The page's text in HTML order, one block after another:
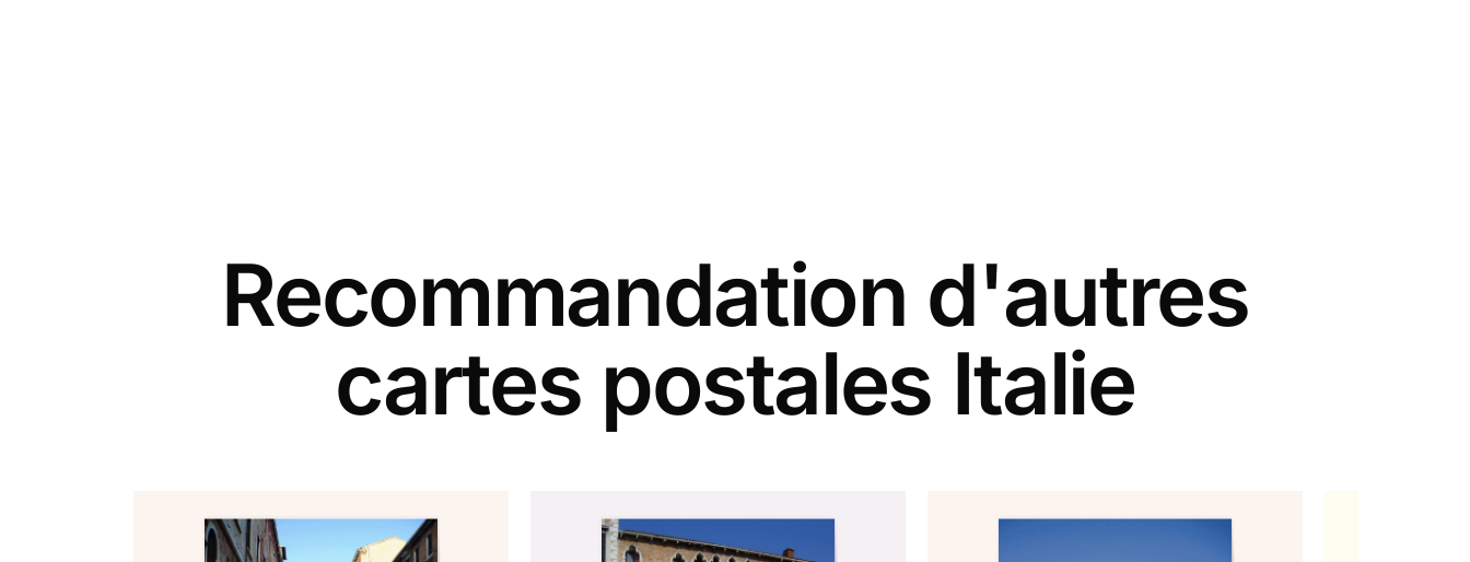
Recommandation d'autres
cartes postales Italie